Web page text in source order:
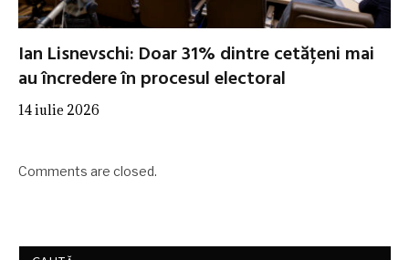
Ian Lisnevschi: Doar 31% dintre cetățeni mai
au încredere în procesul electoral
14 iulie 2026
Comments are closed.